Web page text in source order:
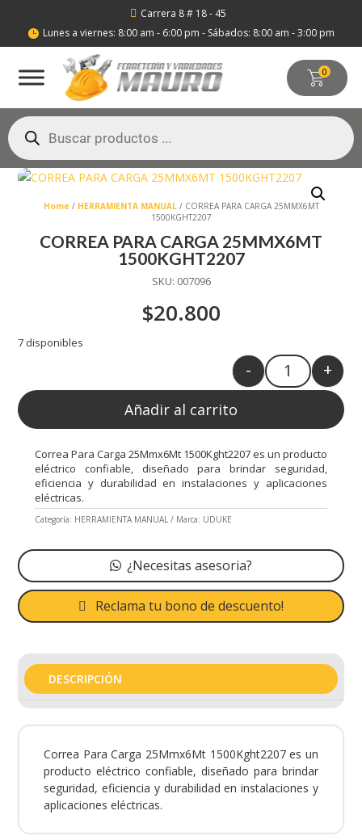
 Carrera 8 # 18 - 45
 Lunes a viernes: 8:00 am - 6:00 pm - Sábados: 8:00 am - 3:00 pm
0
Búsqueda
de
productos
Home / HERRAMIENTA MANUAL/ CORREA PARA CARGA 25MMX6MT
1500KGHT2207
CORREA PARA CARGA 25MMX6MT
1500KGHT2207
SKU: 007096
$20.800
7 disponibles
Quantity
- +
Añadir al carrito
Correa Para Carga 25Mmx6Mt 1500Kght2207 es un producto
eléctrico confiable, diseñado para brindar seguridad,
eficiencia y durabilidad en instalaciones y aplicaciones
eléctricas.
Categoría: HERRAMIENTA MANUAL Marca: UDUKE
¿Necesitas asesoria?
Reclama tu bono de descuento!
DESCRIPCIÓN
Correa Para Carga 25Mmx6Mt 1500Kght2207 es un
producto eléctrico confiable, diseñado para brindar
seguridad, eficiencia y durabilidad en instalaciones y
aplicaciones eléctricas.